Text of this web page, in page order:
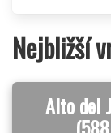
Nejbližší
Alto del